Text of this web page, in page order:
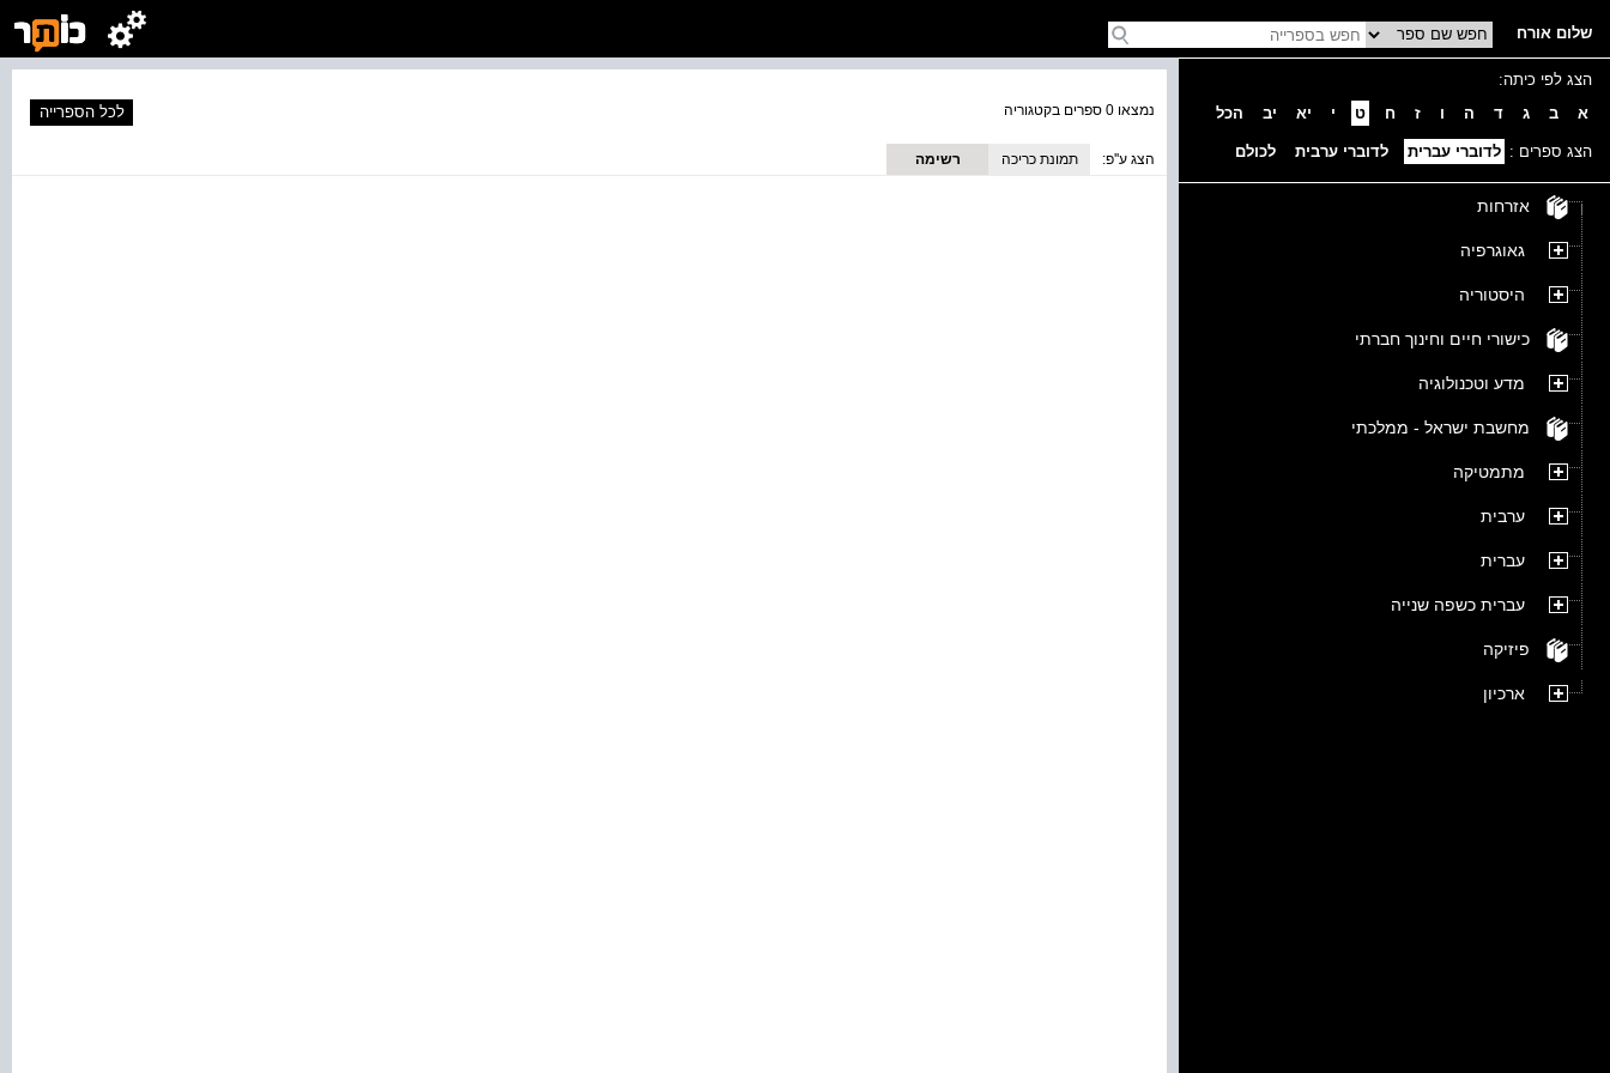
שלום אורח
הצג לפי כיתה:
א
ב ג ד ה ו ז ח ט י יא יב הכל
הצג ספרים : לדוברי עברית לדוברי ערבית לכולם
אזרחות
גאוגרפיה
היסטוריה
כישורי חיים וחינוך חברתי
מדע וטכנולוגיה
מחשבת ישראל - ממלכתי
מתמטיקה
ערבית
עברית
עברית כשפה שנייה
פיזיקה
ארכיון
נמצאו 0 ספרים בקטגוריה לכל הספרייה
הצג ע''פ: תמונת כריכה רשימה